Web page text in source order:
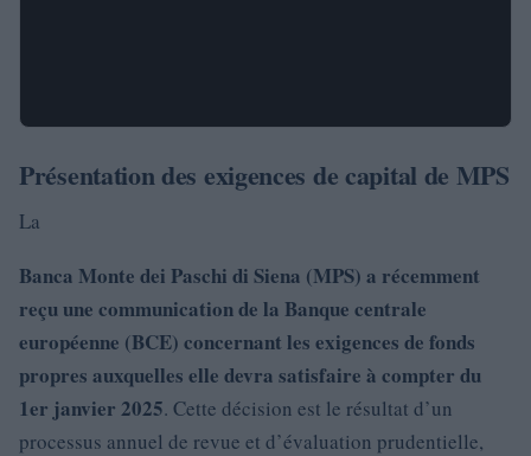
Présentation des exigences de capital de MPS
La
Banca Monte dei Paschi di Siena (MPS) a récemment
reçu une communication de la Banque centrale
européenne (BCE) concernant les exigences de fonds
propres auxquelles elle devra satisfaire à compter du
1er janvier 2025. Cette décision est le résultat d’un
processus annuel de revue et d’évaluation prudentielle,